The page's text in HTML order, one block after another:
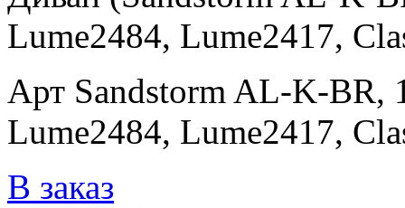
Lume2484, Lume2417,
Арт Sandstorm AL-K-BR,
Lume2484, Lume2417,
В заказ